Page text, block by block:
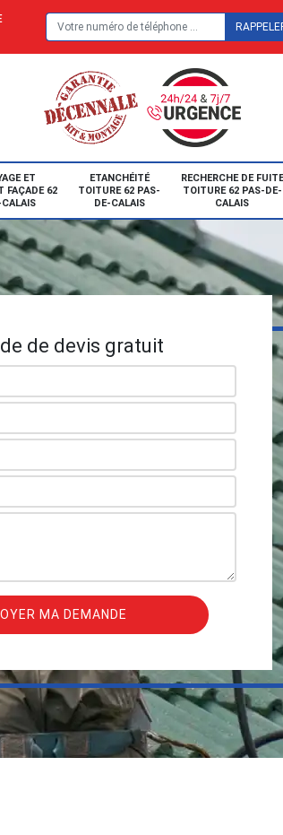
ET
FAÇADE 62
ETANCHÉITÉ
TOITURE 62 PAS-
DE-CALAIS
RECHERCHE DE FUITE
TOITURE 62 PAS-DE-
CALAIS
de devis gratuit